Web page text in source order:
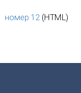
номер 12 (HTML)